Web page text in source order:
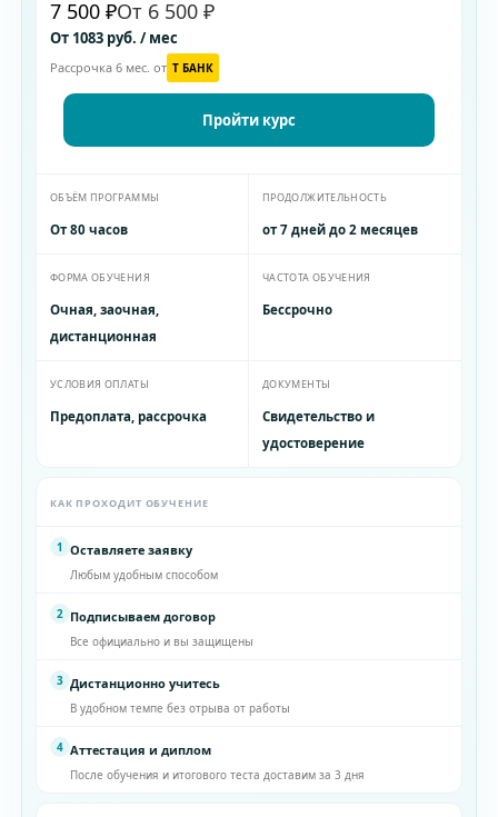
7 500 ₽От 6 500 ₽
От 1083 руб. / мес
Рассрочка 6 мес. от T БАНК
Пройти курс
ОБЪЁМ ПРОГРАММЫ
От 80 часов
ПРОДОЛЖИТЕЛЬНОСТЬ
от 7 дней до 2 месяцев
ФОРМА ОБУЧЕНИЯ
Очная, заочная,
дистанционная
ЧАСТОТА ОБУЧЕНИЯ
Бессрочно
УСЛОВИЯ ОПЛАТЫ
Предоплата, рассрочка
ДОКУМЕНТЫ
Свидетельство и
удостоверение
КАК ПРОХОДИТ ОБУЧЕНИЕ
1 Оставляете заявку
Любым удобным способом
2 Подписываем договор
Все официально и вы защищены
3 Дистанционно учитесь
В удобном темпе без отрыва от работы
4 Аттестация и диплом
После обучения и итогового теста доставим за 3 дня